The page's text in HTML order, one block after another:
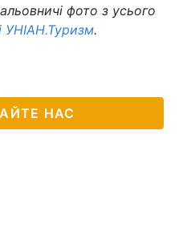
фото з усього
УНІАН.Туризм.
НАС